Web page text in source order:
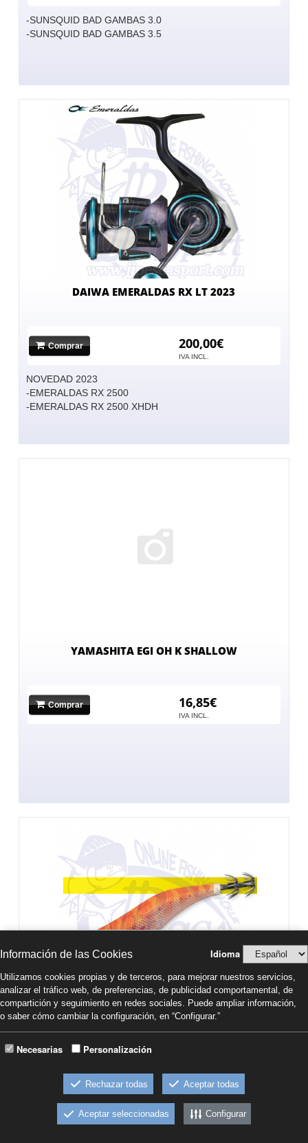
-SUNSQUID BAD GAMBAS 3.0
-SUNSQUID BAD GAMBAS 3.5
DAIWA EMERALDAS RX LT 2023
Comprar 200,00€
IVA INCL.
NOVEDAD 2023
-EMERALDAS RX 2500
-EMERALDAS RX 2500 XHDH
YAMASHITA EGI OH K SHALLOW
Comprar 16,85€
IVA INCL.
YAMASHITA EGI OH F
IVA INCL.
-EGI OH F 2.0
-EGI OH F 2.5
-EGI OH F 3.0
Información de las Cookies Idioma
Utilizamos cookies propias y de terceros, para mejorar nuestros servicios,
analizar el tráfico web, de preferencias, de publicidad comportamental, de
compartición y seguimiento en redes sociales. Puede ampliar información,
o saber cómo cambiar la configuración, en “Configurar.”
Necesarias Personalización
Rechazar todas Aceptar todas
Aceptar seleccionadas Configurar